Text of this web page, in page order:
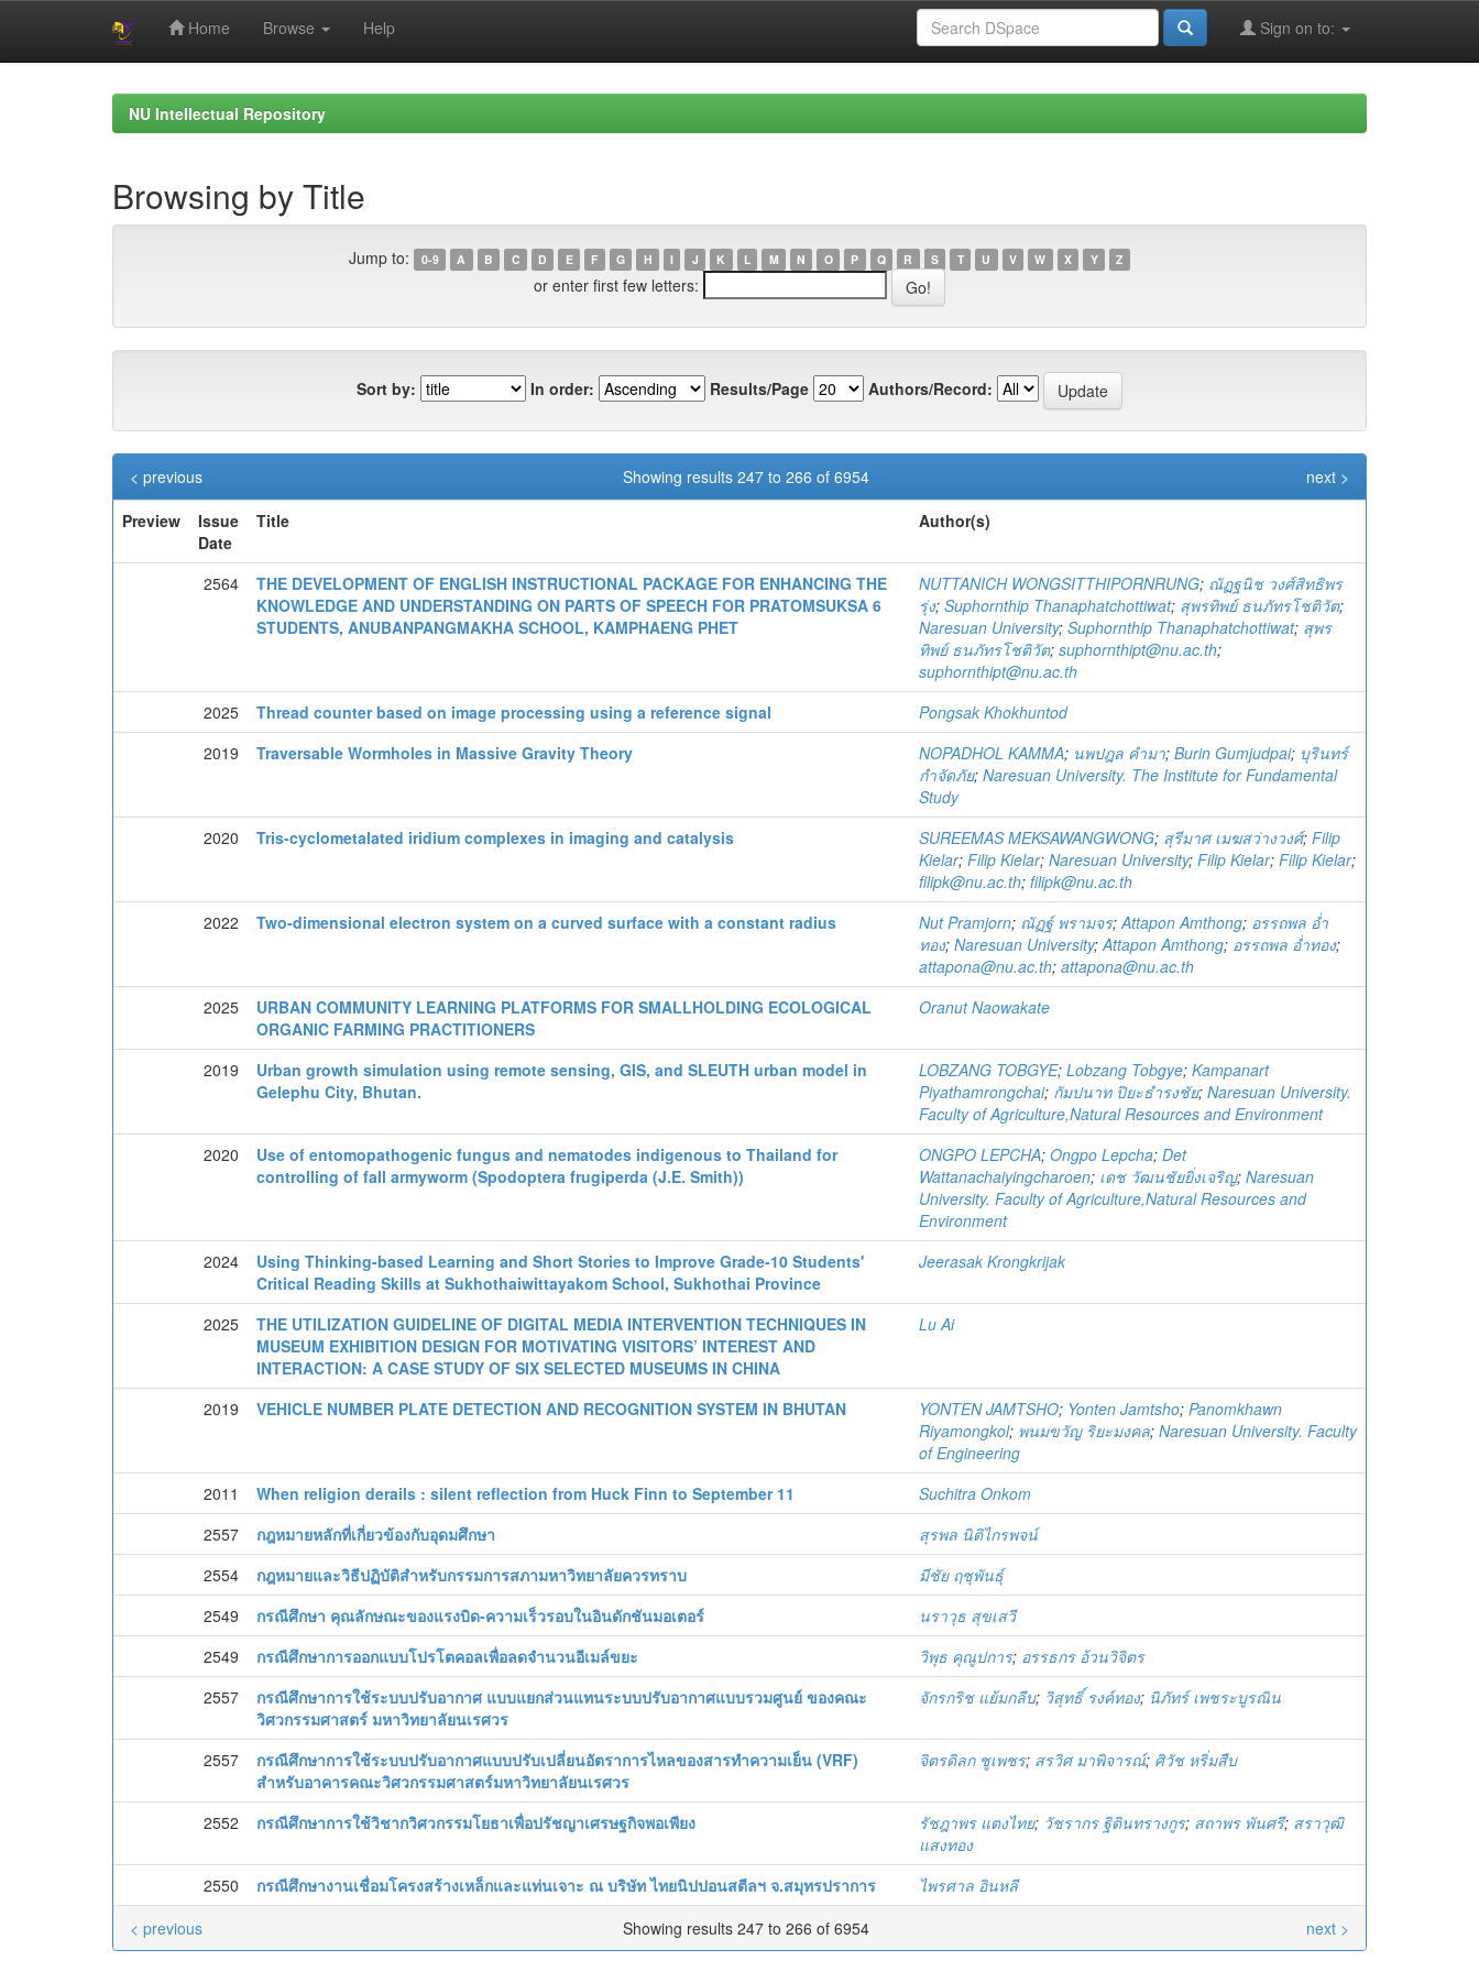
Home Browse Help Sign on to:
NU Intellectual Repository
Browsing by Title
Jump to: 0-9 A B C D E F G H I J K L M N O P Q R S T U V W X Y Z
or enter first few letters:
Sort by: In order: Results/Page Authors/Record:
Showing results 247 to 266 of 6954
< previous
next >
Preview
Issue
Date
Title Author(s)
2564
THE DEVELOPMENT OF ENGLISH INSTRUCTIONAL PACKAGE FOR ENHANCING THE
KNOWLEDGE AND UNDERSTANDING ON PARTS OF SPEECH FOR PRATOMSUKSA 6
STUDENTS, ANUBANPANGMAKHA SCHOOL, KAMPHAENG PHET
NUTTANICH WONGSITTHIPORNRUNG; ณัฏฐนิช วงศ์สิทธิพร
รุ่ง; Suphornthip Thanaphatchottiwat; สุพรทิพย์ ธนภัทรโชติวัต;
Naresuan University; Suphornthip Thanaphatchottiwat; สุพร
ทิพย์ ธนภัทรโชติวัต; suphornthipt@nu.ac.th;
suphornthipt@nu.ac.th
2025
Thread counter based on image processing using a reference signal
Pongsak Khokhuntod
2019
Traversable Wormholes in Massive Gravity Theory NOPADHOL KAMMA; นพปฎล คำมา; Burin Gumjudpai; บุรินทร์
กำจัดภัย; Naresuan University. The Institute for Fundamental
Study
2020
Tris-cyclometalated iridium complexes in imaging and catalysis SUREEMAS MEKSAWANGWONG; สุรีมาศ เมฆสว่างวงศ์; Filip
Kielar; Filip Kielar; Naresuan University; Filip Kielar; Filip Kielar;
filipk@nu.ac.th; filipk@nu.ac.th
2022
Two-dimensional electron system on a curved surface with a constant radius Nut Pramjorn; ณัฏฐ์ พรามจร;Attapon Amthong; อรรถพล อ่ำ
ทอง; Naresuan University;Attapon Amthong; อรรถพล อ่ำทอง;
attapona@nu.ac.th; attapona@nu.ac.th
2025
URBAN COMMUNITY LEARNING PLATFORMS FOR SMALLHOLDING ECOLOGICAL
ORGANIC FARMING PRACTITIONERS
Oranut Naowakate
2019
Urban growth simulation using remote sensing, GIS, and SLEUTH urban model in
Gelephu City, Bhutan.
LOBZANG TOBGYE; Lobzang Tobgye; Kampanart
Piyathamrongchai; กัมปนาท ปิยะธำรงชัย; Naresuan University.
Faculty of Agriculture,Natural Resources and Environment
2020
Use of entomopathogenic fungus and nematodes indigenous to Thailand for
controlling of fall armyworm (Spodoptera frugiperda (J.E. Smith))
ONGPO LEPCHA; Ongpo Lepcha; Det
Wattanachaiyingcharoen; เดช วัฒนชัยยิ่งเจริญ; Naresuan
University. Faculty of Agriculture,Natural Resources and
Environment
2024
Using Thinking-based Learning and Short Stories to Improve Grade-10 Students'
Critical Reading Skills at Sukhothaiwittayakom School, Sukhothai Province
Jeerasak Krongkrijak
2025
THE UTILIZATION GUIDELINE OF DIGITAL MEDIA INTERVENTION TECHNIQUES IN
MUSEUM EXHIBITION DESIGN FOR MOTIVATING VISITORS’ INTEREST AND
INTERACTION: A CASE STUDY OF SIX SELECTED MUSEUMS IN CHINA
Lu Ai
2019 VEHICLE NUMBER PLATE DETECTION AND RECOGNITION SYSTEM IN BHUTAN YONTEN JAMTSHO; Yonten Jamtsho; Panomkhawn
Riyamongkol; พนมขวัญ ริยะมงคล; Naresuan University. Faculty
of Engineering
2011
When religion derails : silent reflection from Huck Finn to September 11
Suchitra Onkom
2557
กฎหมายหลักที่เกี่ยวข้องกับอุดมศึกษา
สุรพล นิติไกรพจน์
2554
กฎหมายและวิธีปฏิบัติสำหรับกรรมการสภามหาวิทยาลัยควรทราบ
มีชัย ฤชุพันธุ์
2549
กรณีศึกษา คุณลักษณะของแรงบิด-ความเร็วรอบในอินดักชันมอเตอร์
นราวุธ สุขเสวี
2549
กรณีศึกษาการออกแบบโปรโตคอลเพื่อลดจำนวนอีเมล์ขยะ วิพุธ คุณูปการ; อรรธกร อ้วนวิจิตร
2557
กรณีศึกษาการใช้ระบบปรับอากาศ แบบแยกส่วนแทนระบบปรับอากาศแบบรวมศูนย์ ของคณะ
วิศวกรรมศาสตร์ มหาวิทยาลัยนเรศวร
จักรกริช แย้มกลีบ; วิสุทธิ์ รงค์ทอง; นิภัทร์ เพชระบูรณิน
2557
กรณีศึกษาการใช้ระบบปรับอากาศแบบปรับเปลี่ยนอัตราการไหลของสารทำความเย็น (VRF)
สำหรับอาคารคณะวิศวกรรมศาสตร์มหาวิทยาลัยนเรศวร
จิตรดิลก ชูเพชร; สรวิศ มาพิจารณ์; ศิวัช หริ่มสืบ
2552 กรณีศึกษาการใช้วิชากวิศวกรรมโยธาเพื่อปรัชญาเศรษฐกิจพอเพียง รัชฎาพร แตงไทย; วัชรากร ฐิตินทรางกูร; สถาพร พันศรี; สราวุฒิ
แสงทอง
2550
กรณีศึกษางานเชื่อมโครงสร้างเหล็กและแท่นเจาะ ณ บริษัท ไทยนิปปอนสตีลฯ จ.สมุทรปราการ
ไพรศาล อินหลี
Showing results 247 to 266 of 6954
< previous next >